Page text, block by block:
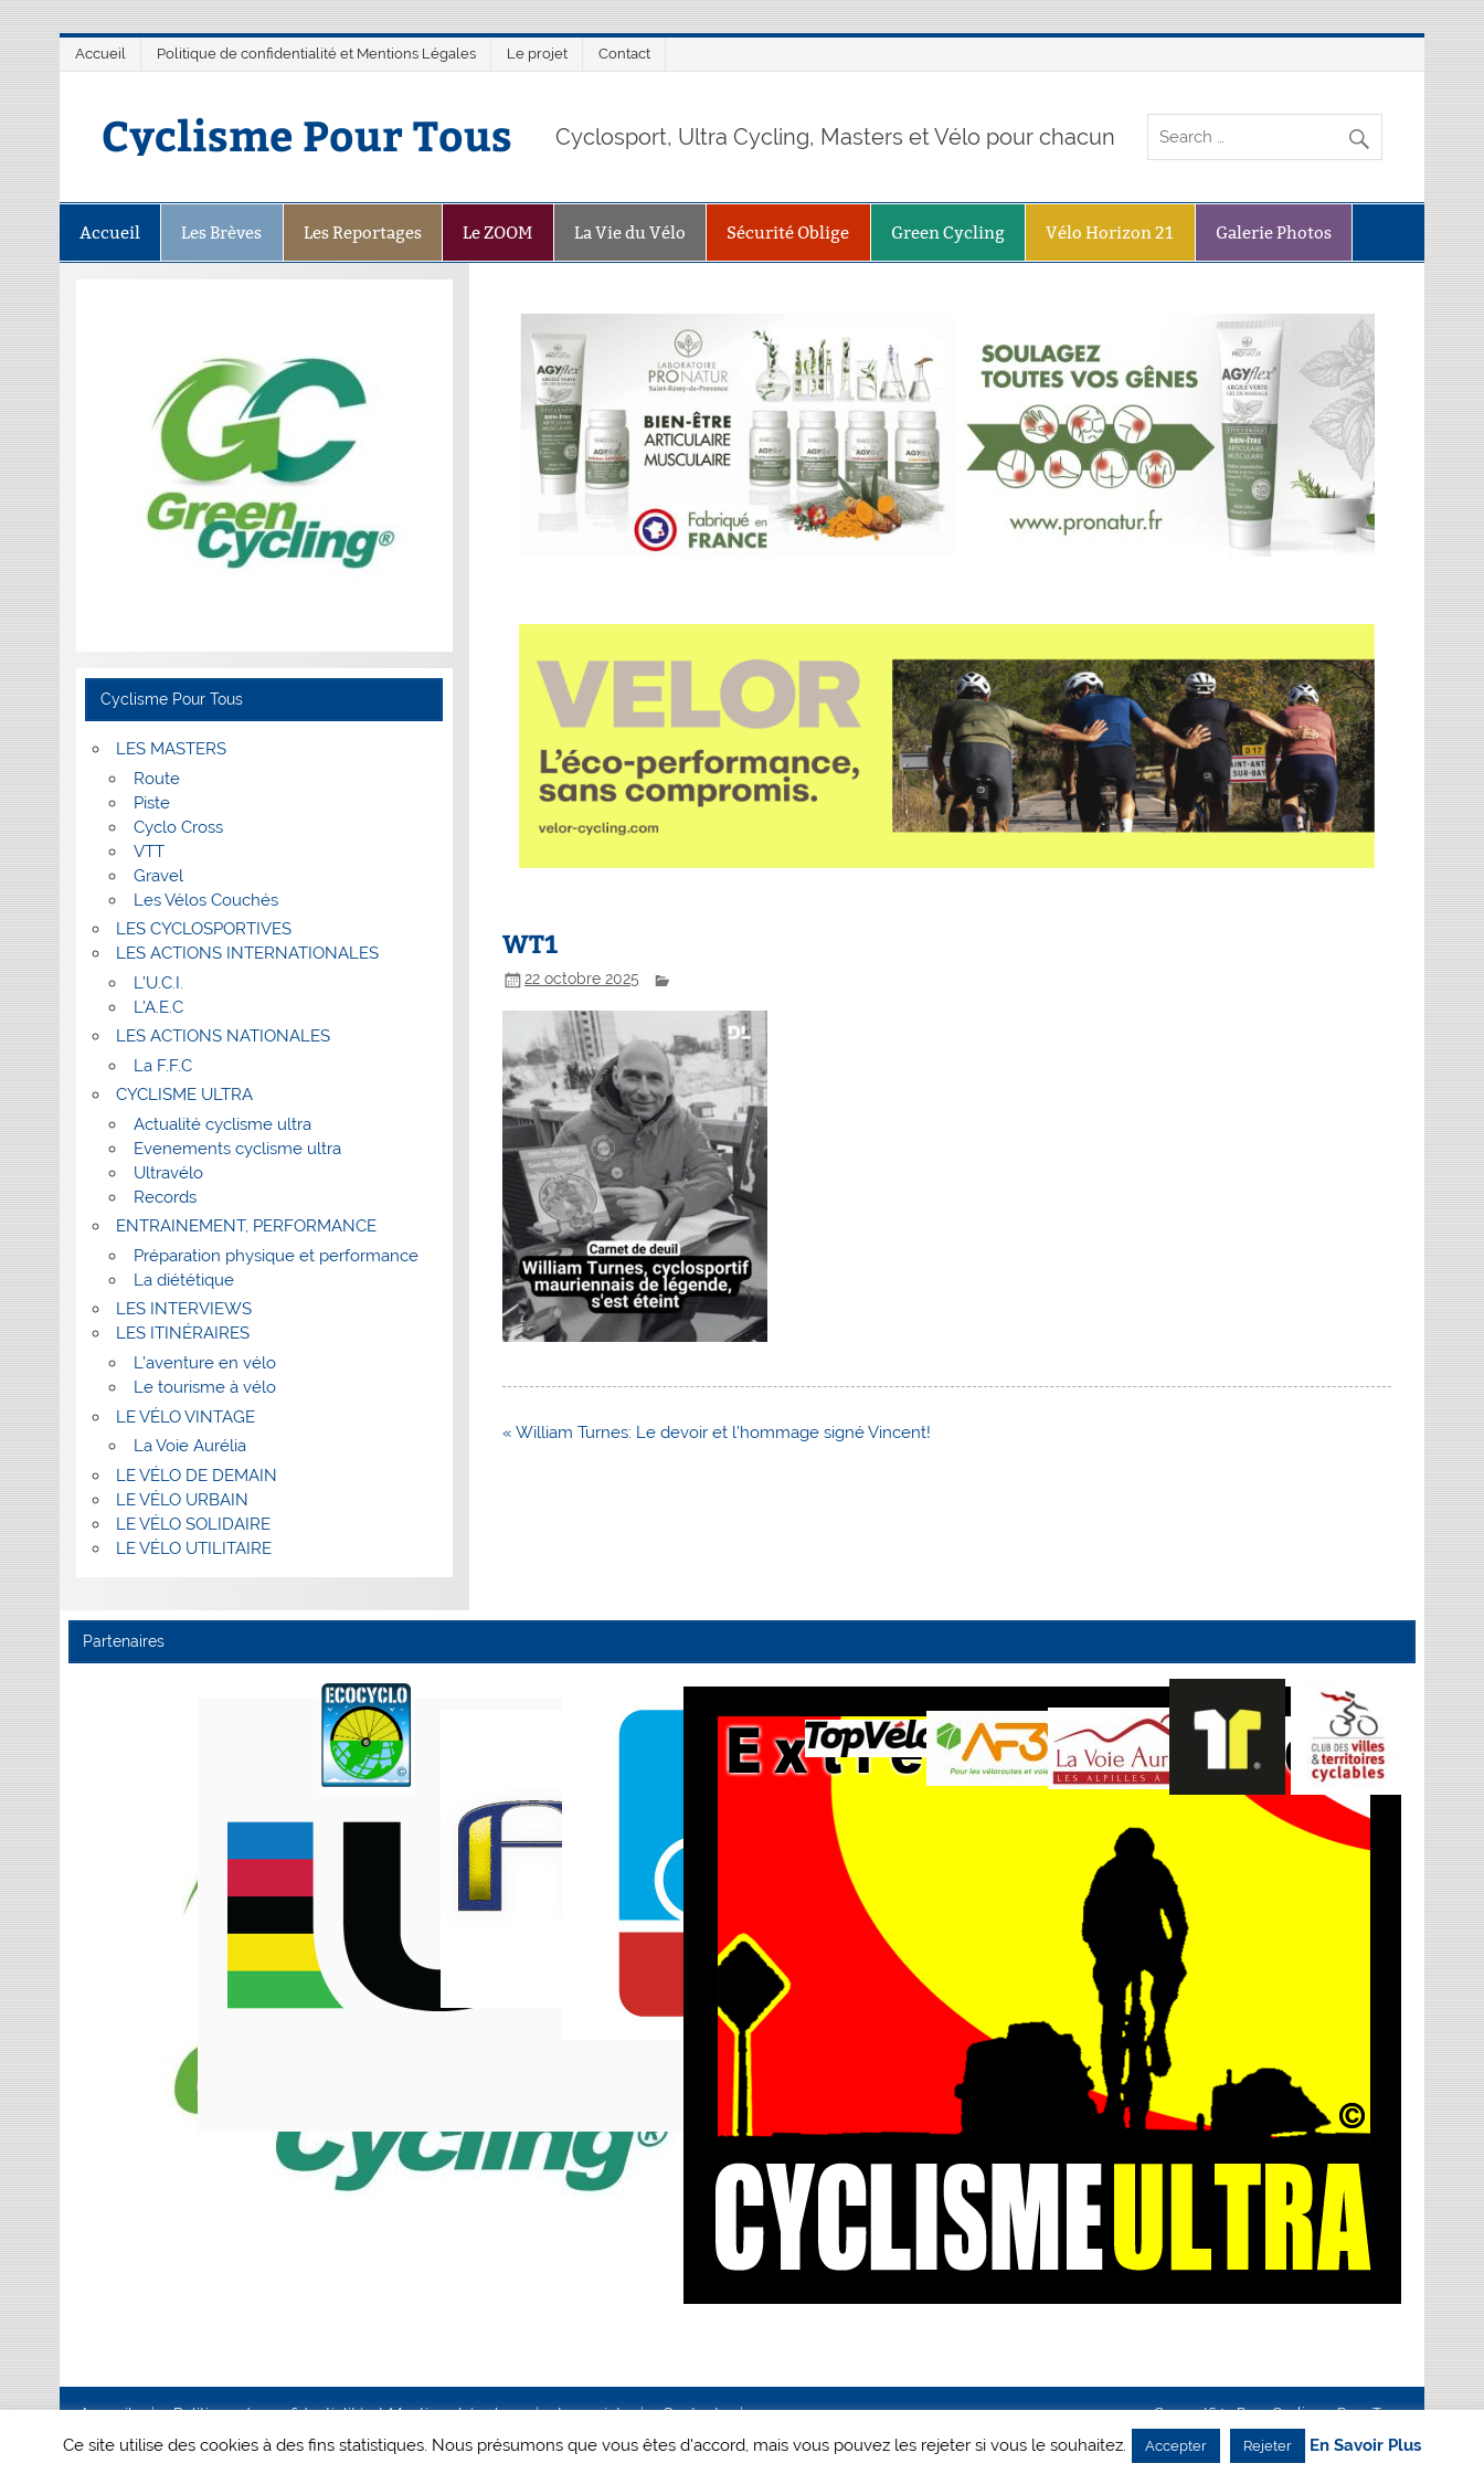
Accueil Politique de confidentialité et Mentions Légales Le projet Contact
Cyclisme Pour Tous Cyclosport, Ultra Cycling, Masters et Vélo pour chacun
Accueil Les Brèves Les Reportages Le ZOOM La Vie du Vélo Sécurité Oblige Green Cycling Vélo Horizon 21 Galerie Photos
WT1
22 octobre 2025
Navigation
« William Turnes: Le devoir et l’hommage signé Vincent!
Cyclisme Pour Tous
LES MASTERS
Route
Piste
Cyclo Cross
VTT
Gravel
Les Vélos Couchés
LES CYCLOSPORTIVES
LES ACTIONS INTERNATIONALES
L’U.C.I.
L’A.E.C
LES ACTIONS NATIONALES
La F.F.C
CYCLISME ULTRA
Actualité cyclisme ultra
Evenements cyclisme ultra
Ultravélo
Records
ENTRAINEMENT, PERFORMANCE
Préparation physique et performance
La diététique
LES INTERVIEWS
LES ITINÉRAIRES
L’aventure en vélo
Le tourisme à vélo
LE VÉLO VINTAGE
La Voie Aurélia
LE VÉLO DE DEMAIN
LE VÉLO URBAIN
LE VÉLO SOLIDAIRE
LE VÉLO UTILITAIRE
Partenaires
Accueil Politique de confidentialité et Mentions Légales Le projet Contact Creanet64- Pour Cyclisme Pour Tous
Ce site utilise des cookies à des fins statistiques. Nous présumons que vous êtes d'accord, mais vous pouvez les rejeter si vous le souhaitez. Accepter Rejeter En Savoir Plus